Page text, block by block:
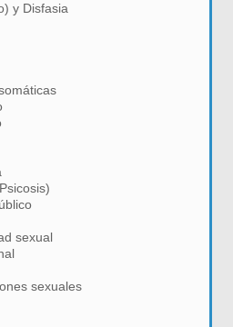
y Disfasia
sexual
sexuales